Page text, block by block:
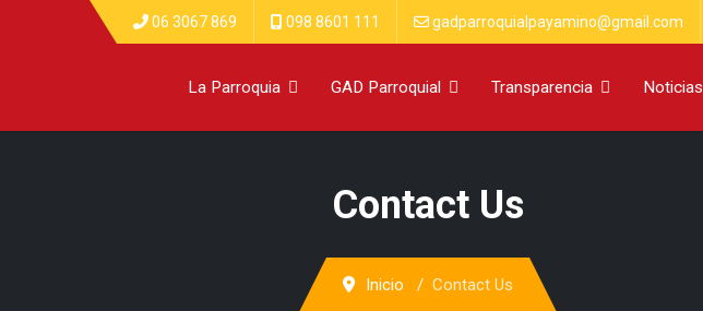
06 3067 869 098 8601 111 gadparroquialpayamino@gmail.com
La Parroquia GAD Parroquial Transparencia Noticias
Contact Us
Inicio Contact Us